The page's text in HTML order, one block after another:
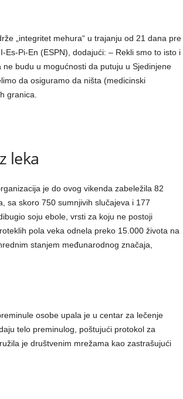
„integritet mehura“ u trajanju od 21 dana pre
Pi-En (ESPN), dodajući: – Rekli smo to isto i
ne budu u mogućnosti da putuju u Sjedinjene
da osiguramo da ništa (medicinski
granica.
leka
je do ovog vikenda zabeležila 82
sa skoro 750 sumnjivih slučajeva i 177
soju ebole, vrsti za koju ne postoji
pola veka odnela preko 15.000 života na
stanjem međunarodnog značaja,
osobe upala je u centar za lečenje
telo preminulog, poštujući protokol za
je društvenim mrežama kao zastrašujući